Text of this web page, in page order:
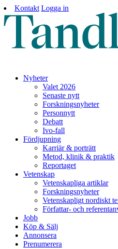
Kontakt Logga in
Nyheter
Valet 2026
Senaste nytt
Forskningsnyheter
Personnytt
Debatt
Ivo-fall
Fördjupning
Karriär & porträtt
Metod, klinik & praktik
Reportaget
Vetenskap
Vetenskapliga artiklar
Forskningsnyheter
Vetenskapligt nordiskt
Författar- och
Jobb
Köp & Sälj
Annonsera
Prenumerera